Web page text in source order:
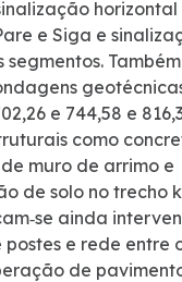
horizontal
e Siga e
segmentos.
e 744,58 e
como
muro de arrimo e
de solo no trecho
ainda
e rede entre
de